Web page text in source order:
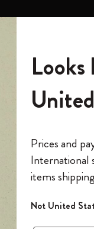
チャーム
ル
アリー
ング・システム
トスマートとは
ト
キン
ン
ョン
レクション
in Wonderland」コレ
レクション
コレクショ
限定版コレクション
ク
Collection
への贈り物
ルへの贈り物
贈り物
の贈り物
マ・ピンズ・コレク
胸に
レスキン
ング・システム
ック
ー
サ
リー
モレス
*メール
*パスワ
のご購入で送料無料
モレ
今
Prices and
International
items
Not United